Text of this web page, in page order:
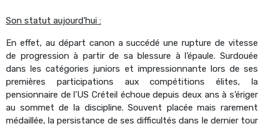
Son statut aujourd’hui :
En effet, au départ canon a succédé une rupture de vitesse
de progression à partir de sa blessure à l’épaule. Surdouée
dans les catégories juniors et impressionnante lors de ses
premières participations aux compétitions élites, la
pensionnaire de l’US Créteil échoue depuis deux ans à s’ériger
au sommet de la discipline. Souvent placée mais rarement
médaillée, la persistance de ses difficultés dans le dernier tour